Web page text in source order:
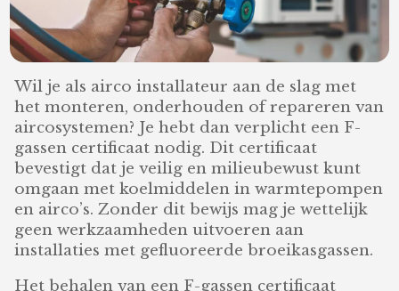
Wil je als airco installateur aan de slag met
het monteren, onderhouden of repareren van
aircosystemen? Je hebt dan verplicht een F-
gassen certificaat nodig. Dit certificaat
bevestigt dat je veilig en milieubewust kunt
omgaan met koelmiddelen in warmtepompen
en airco’s. Zonder dit bewijs mag je wettelijk
geen werkzaamheden uitvoeren aan
installaties met gefluoreerde broeikasgassen.
Het behalen van een F-gassen certificaat